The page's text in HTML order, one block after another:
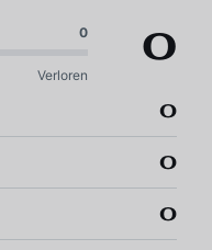
0
Verloren
0
0
0
0